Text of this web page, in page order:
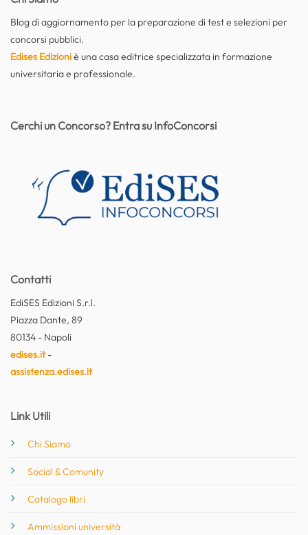
Blog di aggiornamento per la preparazione di test e selezioni per
concorsi pubblici.
Edises Edizioniè una casa editrice specializzata in formazione
universitaria e professionale.
Contatti
EdiSES Edizioni S.r.l.
Piazza Dante, 89
80134 - Napoli
edises.it-
assistenza.edises.it
Link Utili
Chi Siamo
Social & Comunity
Catalogo libri
Ammissioni università
Cerchi un Concorso? Entra su InfoConcorsi